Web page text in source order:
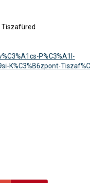
Tiszafüred
P%C3%A1l-
K%C3%B6zpont-